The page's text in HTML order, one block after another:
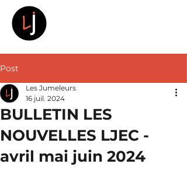
Post
BULLETIN LES
NOUVELLES LJEC -
avril mai juin 2024
Les Jumeleurs
16 juil. 2024